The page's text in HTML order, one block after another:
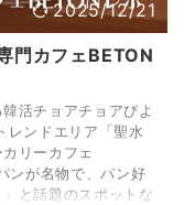
2025/12/21
門カフェBETON
活チョアチョアびよ
レンドエリア「聖水
リーカフェ
ンが名物で、パン好
と話題のスポットな